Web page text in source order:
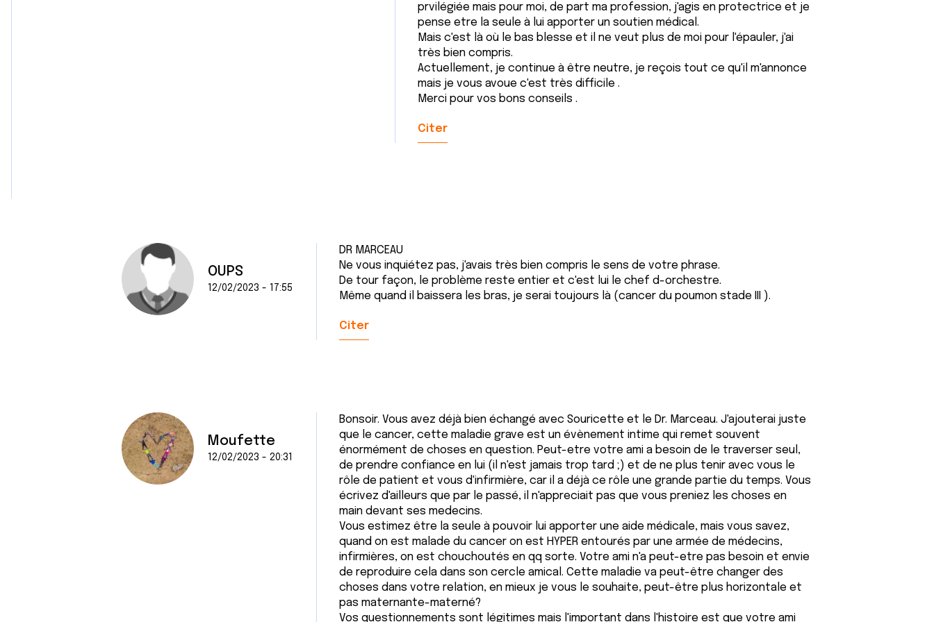
prvilégiée mais pour moi, de part ma profession, j'agis en protectrice et je
pense etre la seule à lui apporter un soutien médical.
Mais c'est là où le bas blesse et il ne veut plus de moi pour l'épauler, j'ai
très bien compris.
Actuellement, je continue à être neutre, je reçois tout ce qu'il m'annonce
mais je vous avoue c'est très difficile .
Merci pour vos bons conseils .
Citer
OUPS
12/02/2023 - 17:55
DR MARCEAU
Ne vous inquiétez pas, j'avais très bien compris le sens de votre phrase.
De tour façon, le problème reste entier et c'est lui le chef d-orchestre.
Même quand il baissera les bras, je serai toujours là (cancer du poumon stade III ).
Citer
Moufette
12/02/2023 - 20:31
Bonsoir. Vous avez déjà bien échangé avec Souricette et le Dr. Marceau. J'ajouterai juste
que le cancer, cette maladie grave est un évènement intime qui remet souvent
énormément de choses en question. Peut-etre votre ami a besoin de le traverser seul,
de prendre confiance en lui (il n'est jamais trop tard ;) et de ne plus tenir avec vous le
rôle de patient et vous d'infirmière, car il a déjà ce rôle une grande partie du temps. Vous
écrivez d'ailleurs que par le passé, il n'appreciait pas que vous preniez les choses en
main devant ses medecins.
Vous estimez être la seule à pouvoir lui apporter une aide médicale, mais vous savez,
quand on est malade du cancer on est HYPER entourés par une armée de médecins,
infirmières, on est chouchoutés en qq sorte. Votre ami n'a peut-etre pas besoin et envie
de reproduire cela dans son cercle amical. Cette maladie va peut-être changer des
choses dans votre relation, en mieux je vous le souhaite, peut-être plus horizontale et
pas maternante-materné?
Vos questionnements sont légitimes mais l'important dans l'histoire est que votre ami